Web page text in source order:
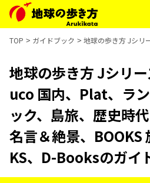
TOP ガイドブック 地球の歩き方 Jシリ
地球の歩き方 Jシリ
uco 国内、Plat、ラ
ック、島旅、歴史時
名言＆絶景、BOOKS
KS、D-Booksのガイ